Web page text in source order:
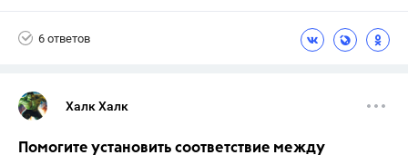
6 ответов
Халк Халк
Помогите установить соответствие между